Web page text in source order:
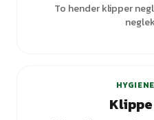
To hender klipper